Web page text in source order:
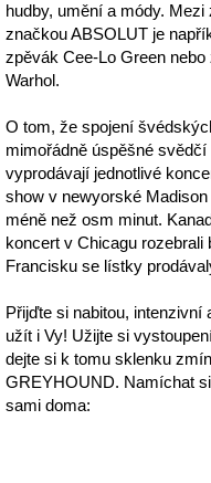
hudby, umění a módy.
značkou ABSOLUT je
zpěvák Cee-Lo Green
Warhol.
O tom, že spojení
mimořádně úspěšné
vyprodávají jednotlivé
show v newyorské
méně než osm minut.
koncert v Chicagu rozebrali
Francisku se lístky
Přijďte si nabitou,
užít i Vy! Užijte si
dejte si k tomu sklenku
GREYHOUND. Namíchat
sami doma: